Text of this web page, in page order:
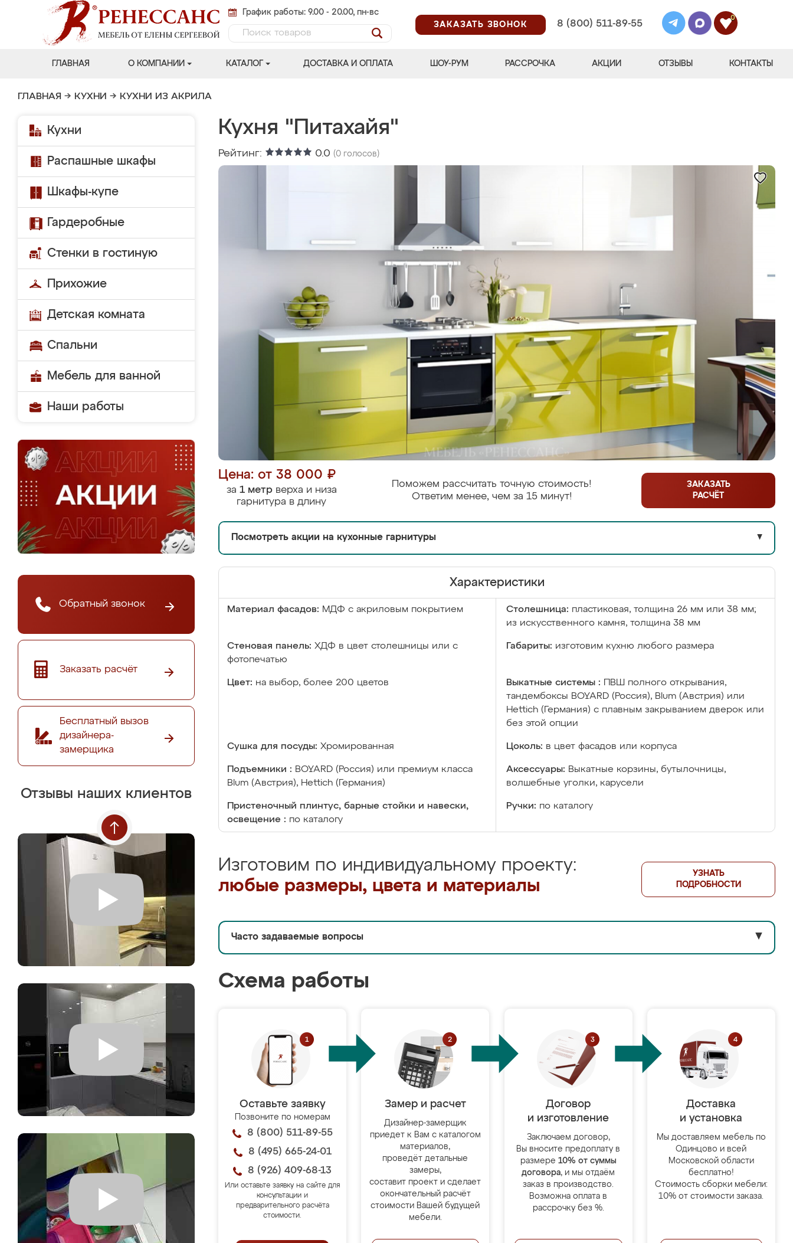
График работы: 9.00 - 20.00, пн-вс
ЗАКАЗАТЬ ЗВОНОК
8 (800) 511-89-55
0
ГЛАВНАЯ О КОМПАНИИ КАТАЛОГ ДОСТАВКА И ОПЛАТА ШОУ-РУМ РАССРОЧКА АКЦИИ ОТЗЫВЫ КОНТАКТЫ
ГЛАВНАЯ → КУХНИ → КУХНИ ИЗ АКРИЛА
Кухни
Распашные шкафы
Шкафы-купе
Гардеробные
Стенки в гостиную
Прихожие
Детская комната
Спальни
Мебель для ванной
Наши работы
Обратный звонок
Заказать расчёт
Бесплатный вызов
дизайнера-
замерщика
Отзывы наших клиентов
Кухня "Питахайя"
Рейтинг: 0.0 (0 голосов)
Цена: от 38 000 ₽
за 1 метрверха и низа
гарнитура в длину
Поможем рассчитать точную стоимость!
Ответим менее, чем за 15 минут!
ЗАКАЗАТЬ
РАСЧЁТ
Посмотреть акции на кухонные гарнитуры ▼
Характеристики
Материал фасадов: МДФ с акриловым покрытием Столешница: пластиковая, толщина 26 мм или 38 мм;
из искусственного камня, толщина 38 мм
Стеновая панель: ХДФ в цвет столешницы или с
фотопечатью
Габариты: изготовим кухню любого размера
Цвет: на выбор, более 200 цветов Выкатные системы :
ПВШ полного открывания,
тандембоксы BOYARD (Россия), Blum (Австрия) или
Hettich (Германия) с плавным закрыванием дверок или
без этой опции
Сушка для посуды: Хромированная Цоколь: в цвет фасадов или корпуса
Подъемники : BOYARD (Россия) или премиум класса
Blum (Австрия), Hettich (Германия)
Аксессуары: Выкатные корзины, бутылочницы,
волшебные уголки, карусели
Пристеночный плинтус, барные стойки и навески,
освещение : по каталогу
Ручки: по каталогу
Изготовим по индивидуальному проекту:
любые размеры, цвета и материалы
УЗНАТЬ
ПОДРОБНОСТИ
Часто задаваемые вопросы ▼
Схема работы
Оставьте заявку
Позвоните по номерам
8 (800) 511-89-55
8 (495) 665-24-01
8 (926) 409-68-13
Или оставьте заявку на сайте для
консультации и
предварительного расчёта
стоимости.
Замер и расчет
Дизайнер-замерщик
приедет к Вам с каталогом
материалов,
проведёт детальные
замеры,
составит проект и сделает
окончательный расчёт
стоимости Вашей будущей
мебели.
Договор
и изготовление
Заключаем договор,
Вы вносите предоплату в
размере 10% от суммы
договора, и мы отдаём
заказ в производство.
Возможна оплата в
рассрочку без %.
Доставка
и установка
Мы доставляем мебель по
Одинцово и всей
Московской области
бесплатно!
Стоимость сборки мебели:
10% от стоимости заказа.